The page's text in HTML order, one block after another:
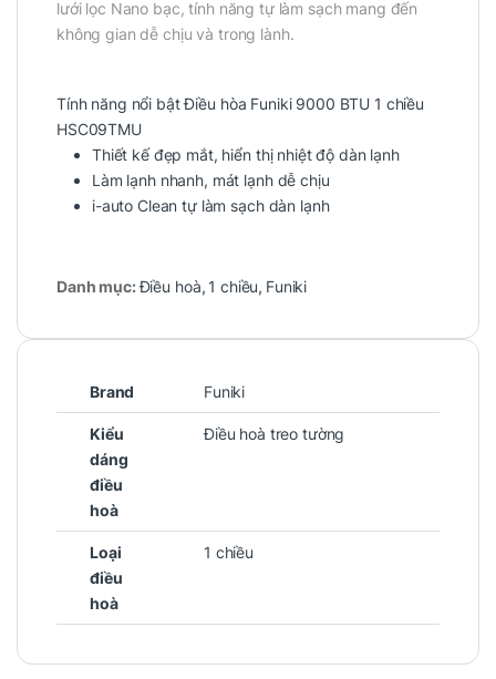
lưới lọc Nano bạc, tính năng tự làm sạch mang đến
không gian dễ chịu và trong lành.
Tính năng nổi bật Điều hòa Funiki 9000 BTU 1 chiều
HSC09TMU
Thiết kế đẹp mắt, hiển thị nhiệt độ dàn lạnh
Làm lạnh nhanh, mát lạnh dễ chịu
i-auto Clean tự làm sạch dàn lạnh
Danh mục:Điều hoà, 1 chiều, Funiki
Brand Funiki
Kiểu
dáng
điều
hoà
Điều hoà treo tường
Loại
điều
hoà
1 chiều